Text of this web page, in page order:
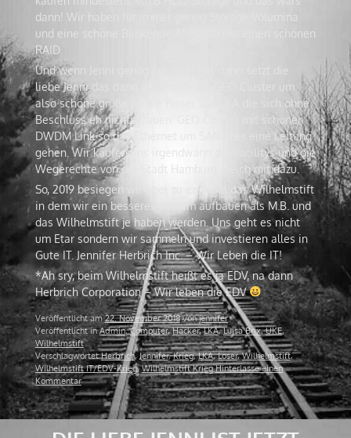
dann! Wir haben für immer genug Storage Volumina
und eine schöne Blinkende AMS2100 mit einen schönen
RAID.
Und wenn Jenni genug Follower hat dann setzt die
liebe Jenni das dann auch noch als GEO Cluster um
also schöne grüße an die Pisser von LKA die sich ohne
Beschluss eh nichts trauen. GEO Cluster mit schönen
DWDM Link so das Ethernet um SAN über eine Leitung
gehen. Wir kaufen uns irgendwann die Facilitys und die
Wegerechte von der Stadt Hamburg gleich mit dazu.
So, 2019 besiegen wir aber zu erst mal das Wilhelmstift
in dem wir ein besseres System aufbauen als M.B. und
das Wilhelmstift je haben werden. Uns geht es nicht
um Etar sondern wir sammeln und investieren alles in
Gute IT. Jennifer Herbrich Inc. – Wir Leben die IT!
*Ah sry, beim Wilhelmstift heißt es ja EDV, na dann
Herbrich Corporation – Wir leben die EDV
Veröffentlicht am22. November 2018vonjennifer
Veröffentlicht inAdmin,Computer,Hacker,LKA,Luisa Brix,UKE,
Wilhelmstift
VerschlagwortetHerbrich,Jennifer,Krieg,LKA,Loser,Wilhelmstift,
Wilhelmstift IT/EDV-Krieg,Wilhelmstift Krieg Hinterlasse einen
Kommentar